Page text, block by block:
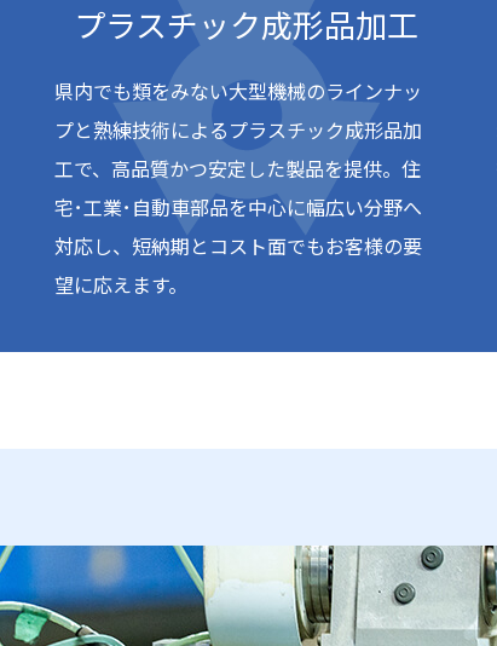
プラスチック成形品加工
県内でも類をみない大型機械のラインナッ
プと熟練技術によるプラスチック成形品加
工で、高品質かつ安定した製品を提供。住
宅･工業･自動車部品を中心に幅広い分野へ
対応し、短納期とコスト面でもお客様の要
望に応えます。